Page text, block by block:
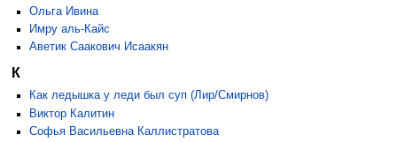
Ольга Ивина
Имру аль-Кайс
Аветик Саакович Исаакян
К
Как ледышка у леди был суп (Лир/Смирнов)
Виктор Калитин
Софья Васильевна Каллистратова